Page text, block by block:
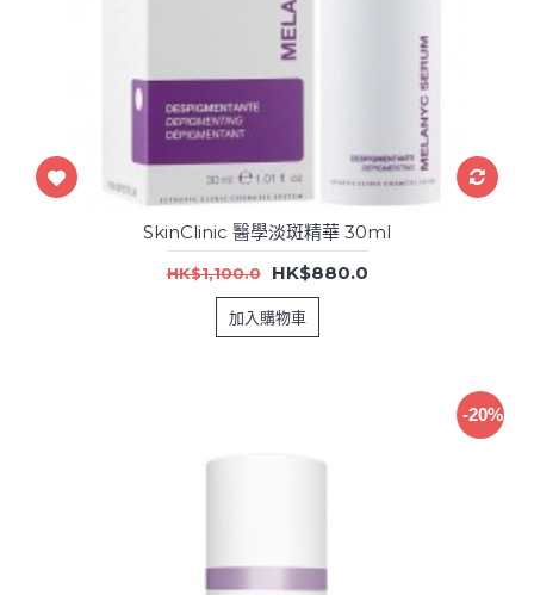
SkinClinic 醫學淡斑精華 30ml
HK$1,100.0 HK$880.0
加入購物車
-20%